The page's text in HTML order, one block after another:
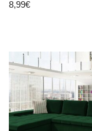
Kleidermagnet
8,99€